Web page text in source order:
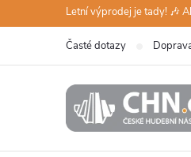
na
Letní výprodej je tady! 🎶
Časté dotazy